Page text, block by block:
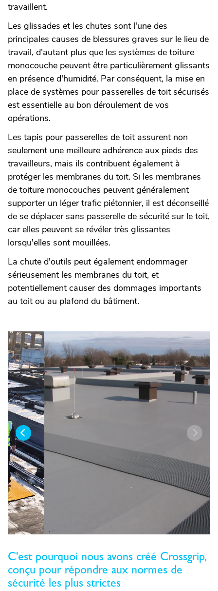
travaillent.
Les glissades et les chutes sont l'une des
principales causes de blessures graves sur le lieu de
travail, d'autant plus que les systèmes de toiture
monocouche peuvent être particulièrement glissants
en présence d'humidité. Par conséquent, la mise en
place de systèmes pour passerelles de toit sécurisés
est essentielle au bon déroulement de vos
opérations.
Les tapis pour passerelles de toit assurent non
seulement une meilleure adhérence aux pieds des
travailleurs, mais ils contribuent également à
protéger les membranes du toit. Si les membranes
de toiture monocouches peuvent généralement
supporter un léger trafic piétonnier, il est déconseillé
de se déplacer sans passerelle de sécurité sur le toit,
car elles peuvent se révéler très glissantes
lorsqu'elles sont mouillées.
La chute d'outils peut également endommager
sérieusement les membranes du toit, et
potentiellement causer des dommages importants
au toit ou au plafond du bâtiment.
C'est pourquoi nous avons créé Crossgrip,
conçu pour répondre aux normes de
sécurité les plus strictes